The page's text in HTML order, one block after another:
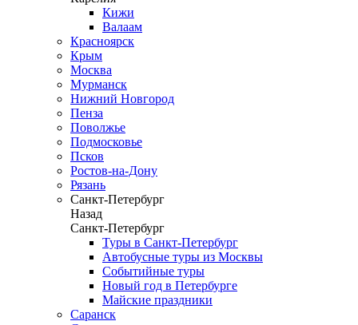
Кижи
Валаам
Красноярск
Крым
Москва
Мурманск
Нижний Новгород
Пенза
Поволжье
Подмосковье
Псков
Ростов-на-Дону
Рязань
Санкт-Петербург
Назад
Санкт-Петербург
Туры в Санкт-Петербург
Автобусные туры из Москвы
Событийные туры
Новый год в Петербурге
Майские праздники
Саранск